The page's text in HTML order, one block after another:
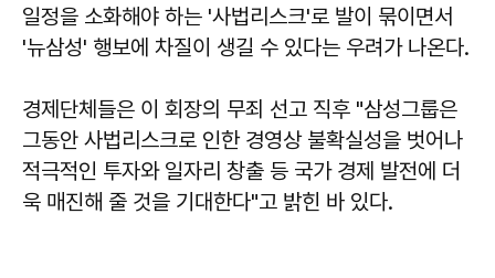
일정을 소화해야 하는 '사법리스크'로 발이 묶이면서
'뉴삼성' 행보에 차질이 생길 수 있다는 우려가 나온다.
경제단체들은 이 회장의 무죄 선고 직후 "삼성그룹은
그동안 사법리스크로 인한 경영상 불확실성을 벗어나
적극적인 투자와 일자리 창출 등 국가 경제 발전에 더
욱 매진해 줄 것을 기대한다"고 밝힌 바 있다.